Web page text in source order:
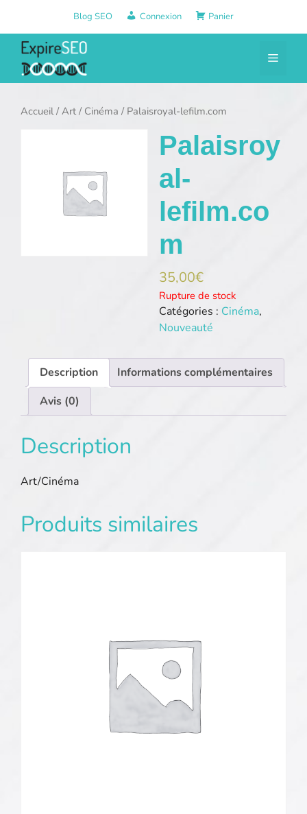
contenu
Blog SEO Connexion Panier
Menu
Accueil/Art / Cinéma / Palaisroyal-lefilm.com
Palaisroy
al-
lefilm.co
m
35,00€
Rupture de stock
Catégories : Cinéma,
Nouveauté
Description
Informations complémentaires
Avis (0)
Description
Art/Cinéma
Produits similaires